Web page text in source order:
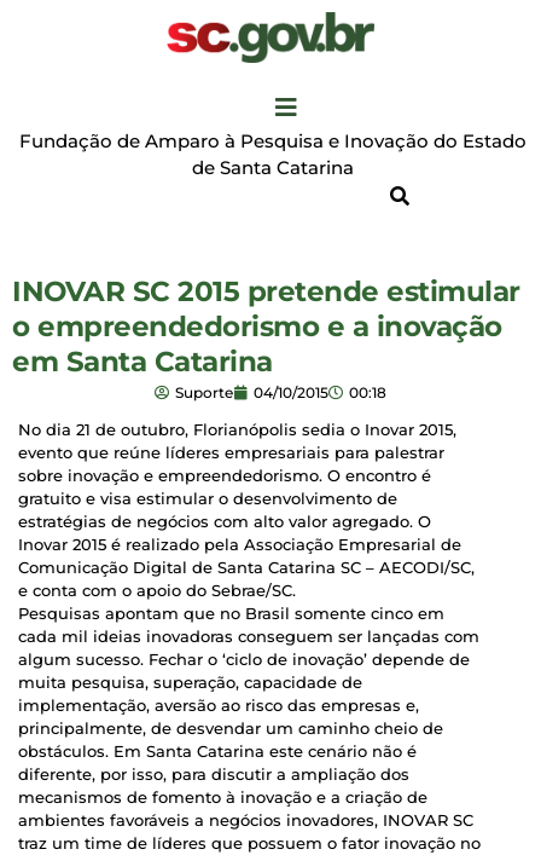
Fundação de Amparo à Pesquisa e Inovação do Estado
de Santa Catarina
INOVAR SC 2015 pretende estimular
o empreendedorismo e a inovação
em Santa Catarina
Suporte 04/10/2015 00:18
No dia 21 de outubro, Florianópolis sedia o Inovar 2015,
evento que reúne líderes empresariais para palestrar
sobre inovação e empreendedorismo. O encontro é
gratuito e visa estimular o desenvolvimento de
estratégias de negócios com alto valor agregado. O
Inovar 2015 é realizado pela Associação Empresarial de
Comunicação Digital de Santa Catarina SC – AECODI/SC,
e conta com o apoio do Sebrae/SC.
Pesquisas apontam que no Brasil somente cinco em
cada mil ideias inovadoras conseguem ser lançadas com
algum sucesso. Fechar o ‘ciclo de inovação’ depende de
muita pesquisa, superação, capacidade de
implementação, aversão ao risco das empresas e,
principalmente, de desvendar um caminho cheio de
obstáculos. Em Santa Catarina este cenário não é
diferente, por isso, para discutir a ampliação dos
mecanismos de fomento à inovação e a criação de
ambientes favoráveis a negócios inovadores, INOVAR SC
traz um time de líderes que possuem o fator inovação no